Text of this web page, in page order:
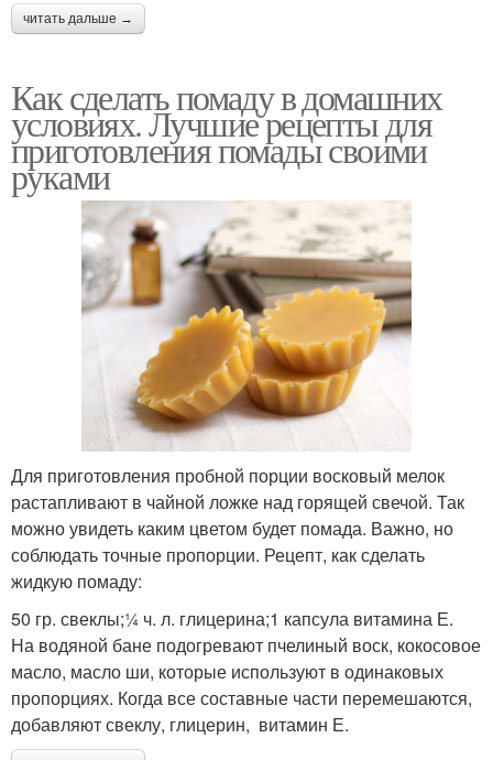
читать дальше →
Как сделать помаду в домашних
условиях. Лучшие рецепты для
приготовления помады своими
руками
Для приготовления пробной порции восковый мелок
растапливают в чайной ложке над горящей свечой. Так
можно увидеть каким цветом будет помада. Важно, но
соблюдать точные пропорции. Рецепт, как сделать
жидкую помаду:
50 гр. свеклы;¼ ч. л. глицерина;1 капсула витамина Е.
На водяной бане подогревают пчелиный воск, кокосовое
масло, масло ши, которые используют в одинаковых
пропорциях. Когда все составные части перемешаются,
добавляют свеклу, глицерин, витамин Е.